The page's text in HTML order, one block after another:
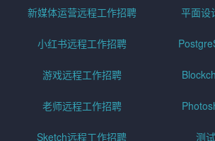
新媒体运营远程工作招聘 平面设
小红书远程工作招聘
游戏远程工作招聘
老师远程工作招聘
Sketch远程工作招聘 测